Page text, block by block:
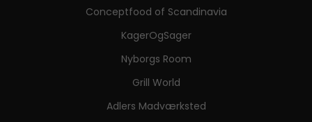
Conceptfood of Scandinavia
KagerOgSager
Nyborgs Room
Grill World
Adlers Madværksted